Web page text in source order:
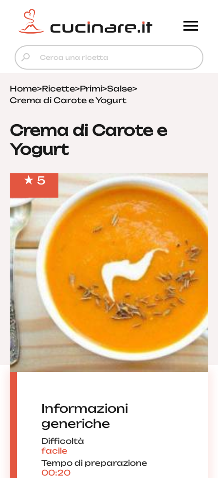
Home>Ricette>Primi>Salse>
Crema di Carote e Yogurt
Crema di Carote e
Yogurt
5
Informazioni
generiche
Difficoltà
facile
Tempo di preparazione
00:20